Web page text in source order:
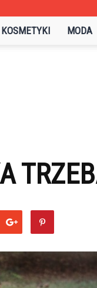
KOSMETYKI MODA